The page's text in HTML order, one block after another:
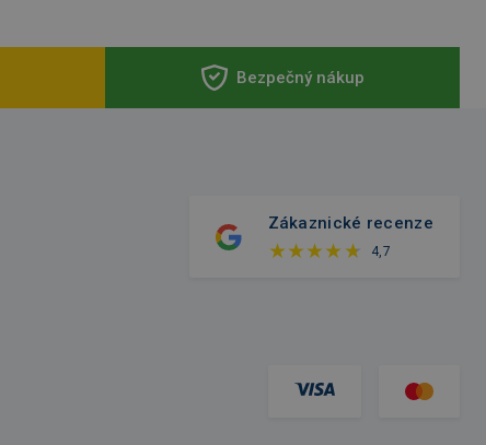
Bezpečný nákup
Zákaznické recenze
4,7